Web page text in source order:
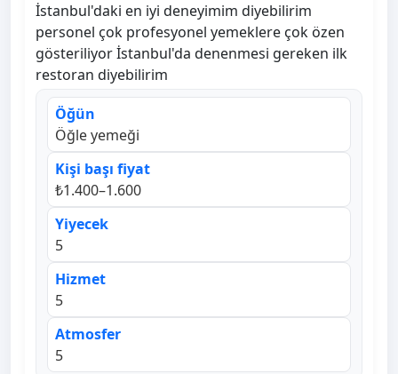
İstanbul'daki en iyi deneyimim diyebilirim
personel çok profesyonel yemeklere çok özen
gösteriliyor İstanbul'da denenmesi gereken ilk
restoran diyebilirim
Öğün
Öğle yemeği
Kişi başı fiyat
₺1.400–1.600
Yiyecek
5
Hizmet
5
Atmosfer
5